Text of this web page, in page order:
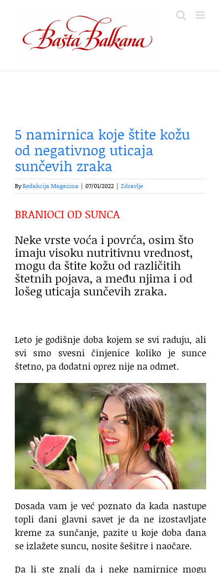
content
5 namirnica koje štite kožu
od negativnog uticaja
sunčevih zraka
ByRedakcija Magazina 07/01/2022 Zdravlje
BRANIOCI OD SUNCA
Neke vrste voća i povrća, osim što
imaju visoku nutritivnu vrednost,
mogu da štite kožu od različitih
štetnih pojava, a među njima i od
lošeg uticaja sunčevih zraka.
Leto je godišnje doba kojem se svi raduju, ali
svi smo svesni činjenice koliko je sunce
štetno, pa dodatni oprez nije na odmet.
Dosada vam je već poznato da kada nastupe
topli dani glavni savet je da ne izostavljate
kreme za sunčanje, pazite u koje doba dana
se izlažete suncu, nosite šešitre i naočare.
Da li ste znali da i neke namirnice mogu